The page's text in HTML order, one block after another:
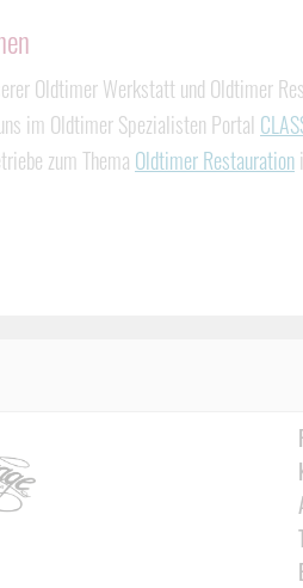
Oldtimer Werkstatt und Oldtimer
im Oldtimer Spezialisten Portal
zum Thema Oldtimer Restauration